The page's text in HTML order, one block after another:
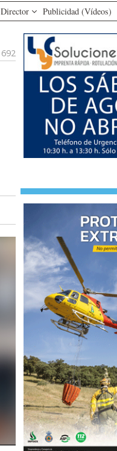
Publicidad (Vídeos)